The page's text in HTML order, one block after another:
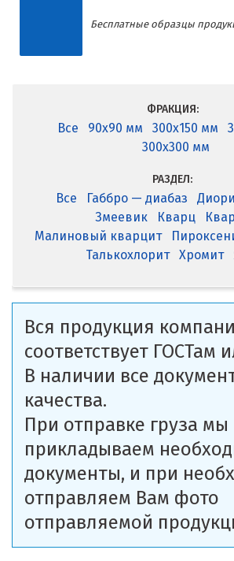
Бесплатные образцы
ФРАКЦИЯ:
Все 90x90 мм 300x150 мм
300x300 мм
РАЗДЕЛ:
Все Габбро — диабаз
Змеевик
Кварц
Малиновый кварцит
Талькохлорит
Хромит
Вся продукция
соответствует ГОСТам
В наличии все
качества.
При отправке груза мы
прикладываем
документы, и при
отправляем Вам фото
отправляемой